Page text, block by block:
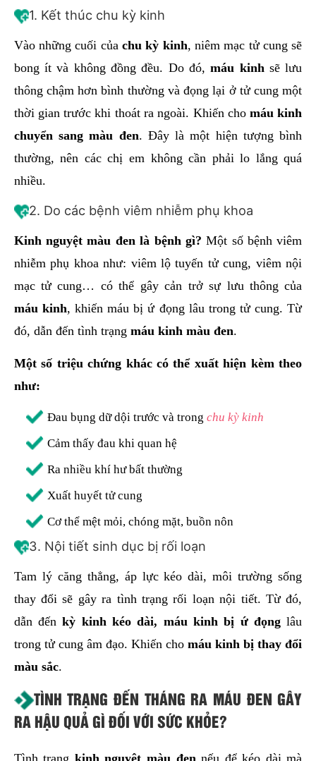
1. Kết thúc chu kỳ kinh
Vào những cuối của chu kỳ kinh, niêm mạc tử cung sẽ
bong ít và không đồng đều. Do đó,máu kinhsẽ lưu
thông chậm hơn bình thường và đọng lại ở tử cung một
thời gian trước khi thoát ra ngoài. Khiến chomáu kinh
chuyển sang màu đen. Đây là một hiện tượng bình
thường, nên các chị em không cần phải lo lắng quá
nhiều.
2. Do các bệnh viêm nhiễm phụ khoa
Kinh nguyệt màu đen là bệnh gì? Một số bệnh viêm
nhiễm phụ khoa như: viêm lộ tuyến tử cung, viêm nội
mạc tử cung… có thể gây cản trở sự lưu thông của
máu kinh, khiến máu bị ứ đọng lâu trong tử cung. Từ
đó, dẫn đến tình trạng máu kinh màu đen.
Một số triệu chứng khác có thể xuất hiện kèm theo
như:
Đau bụng dữ dội trước và trongchu kỳ kinh
Cảm thấy đau khi quan hệ
Ra nhiều khí hư bất thường
Xuất huyết tử cung
Cơ thể mệt mỏi, chóng mặt, buồn nôn
3. Nội tiết sinh dục bị rối loạn
Tam lý căng thẳng, áp lực kéo dài, môi trường sống
thay đổi sẽ gây ra tình trạng rối loạn nội tiết. Từ đó,
dẫn đếnkỳ kinh kéo dài, máu kinh bị ứ đọng lâu
trong tử cung âm đạo. Khiến chomáu kinh bị thay đổi
màu sắc.
TÌNH TRẠNG ĐẾN THÁNG RA MÁU ĐEN GÂY
RA HẬU QUẢ GÌ ĐỐI VỚI SỨC KHỎE?